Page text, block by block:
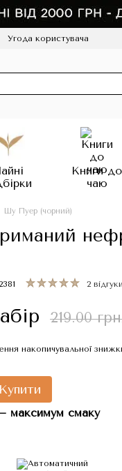
Угода користувача
Книги до
чаю
Шу Пуер (чорний)
2 відгуки
219.00
накопичувальної
Купити
максимум смаку